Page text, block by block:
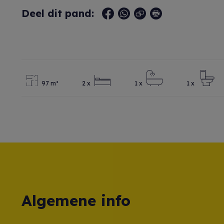
Deel dit pand:
97 m² 2 x 1 x 1 x
Algemene info